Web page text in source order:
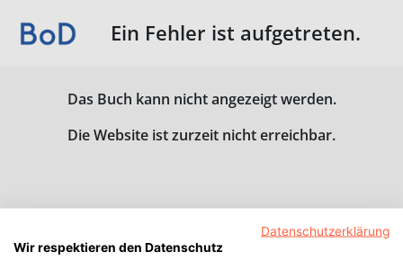
Ein Fehler ist aufgetreten.
Das Buch kann nicht angezeigt werden.
Die Website ist zurzeit nicht erreichbar.
Datenschutzerklärung
Wir respektieren den Datenschutz